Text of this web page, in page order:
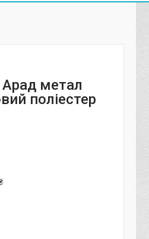
метал
поліестер